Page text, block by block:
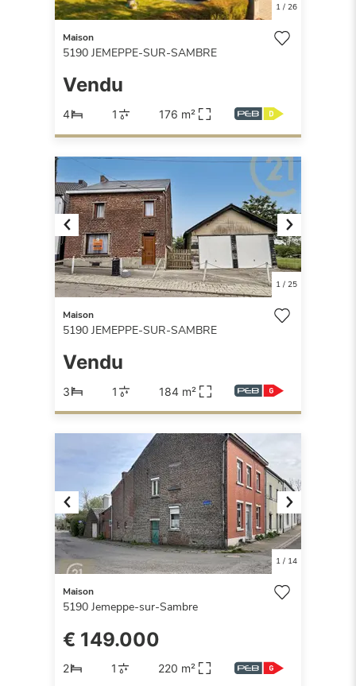
1/ 26
Maison
5190 JEMEPPE-SUR-SAMBRE
Vendu
4 1 176 m²
Previous Next
1/ 25
Maison
5190 JEMEPPE-SUR-SAMBRE
Vendu
3 1 184 m²
Previous Next
1/ 14
Maison
5190 Jemeppe-sur-Sambre
€ 149.000
2 1 220 m²